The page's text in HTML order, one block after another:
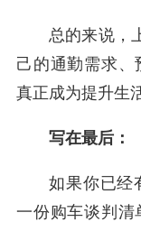
总的来说，
己的通勤需求
真正成为提升生
写在最后：
如果你已经
一份购车谈判清